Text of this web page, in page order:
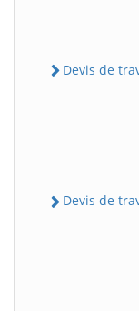
Devis de
Devis de